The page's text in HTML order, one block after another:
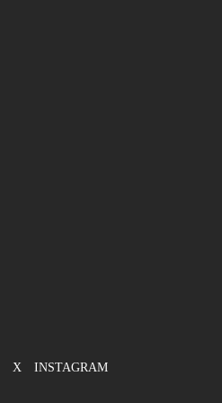
X INSTAGRAM